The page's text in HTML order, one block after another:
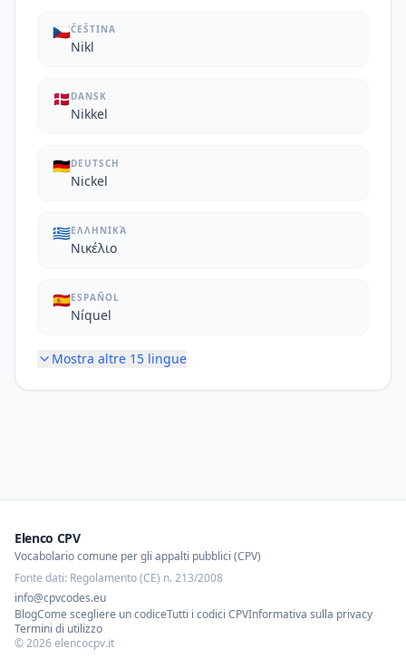
🇨🇿ČEŠTINA
Nikl
🇩🇰 DANSK
Nikkel
🇩🇪DEUTSCH
Nickel
🇬🇷ΕΛΛΗΝΙΚΆ
Νικέλιο
🇪🇸ESPAÑOL
Níquel
Mostra altre 15 lingue
Elenco CPV
Vocabolario comune per gli appalti pubblici (CPV)
Fonte dati: Regolamento (CE) n. 213/2008
info@cpvcodes.eu
BlogCome scegliere un codiceTutti i codici CPVInformativa sulla privacy
Termini di utilizzo
©2026elencocpv.it